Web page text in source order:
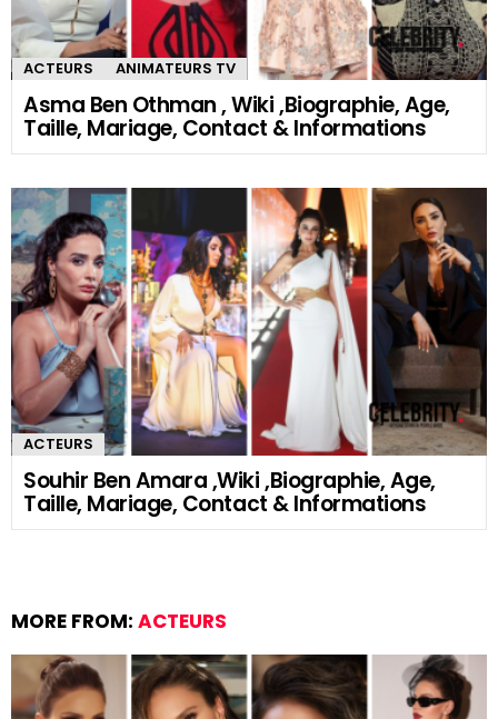
ACTEURS ANIMATEURS TV
Asma Ben Othman , Wiki ,Biographie, Age,
Taille, Mariage, Contact & Informations
ACTEURS
Souhir Ben Amara ,Wiki ,Biographie, Age,
Taille, Mariage, Contact & Informations
MORE FROM: ACTEURS